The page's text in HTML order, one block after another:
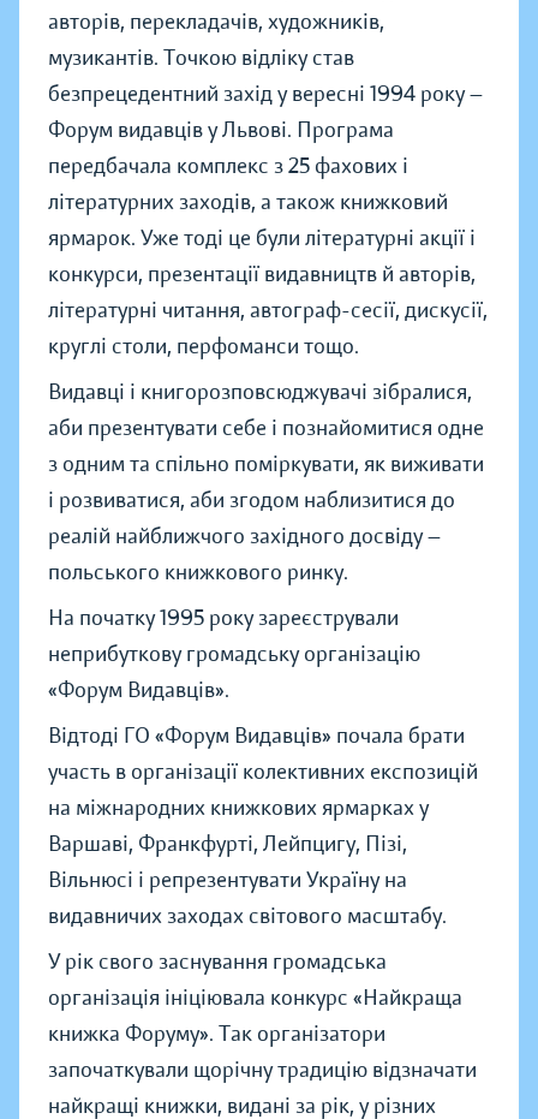
авторів, перекладачів, художників,
музикантів. Точкою відліку став
безпрецедентний захід у вересні 1994 року —
Форум видавців у Львові. Програма
передбачала комплекс з 25 фахових і
літературних заходів, а також книжковий
ярмарок. Уже тоді це були літературні акції і
конкурси, презентації видавництв й авторів,
літературні читання, автограф-сесії, дискусії,
круглі столи, перфоманси тощо.
Видавці і книгорозповсюджувачі зібралися,
аби презентувати себе і познайомитися одне
з одним та спільно поміркувати, як виживати
і розвиватися, аби згодом наблизитися до
реалій найближчого західного досвіду —
польського книжкового ринку.
На початку 1995 року зареєстрували
неприбуткову громадську організацію
«Форум Видавців».
Відтоді ГО «Форум Видавців» почала брати
участь в організації колективних експозицій
на міжнародних книжкових ярмарках у
Варшаві, Франкфурті, Лейпцигу, Пізі,
Вільнюсі і репрезентувати Україну на
видавничих заходах світового масштабу.
У рік свого заснування громадська
організація ініціювала конкурс «Найкраща
книжка Форуму». Так організатори
започаткували щорічну традицію відзначати
найкращі книжки, видані за рік, у різних